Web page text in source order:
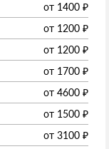
от 1400 ₽
от 1200 ₽
от 1200 ₽
от 1700 ₽
от 4600 ₽
от 1500 ₽
от 3100 ₽